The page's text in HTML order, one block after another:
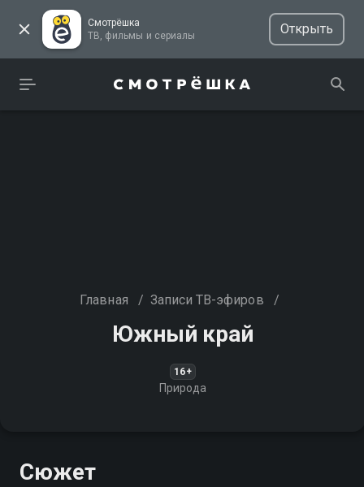
Смотрёшка
ТВ, фильмы и сериалы
Открыть
Главная / Записи ТВ-эфиров /
Южный край
16+
Природа
Сюжет